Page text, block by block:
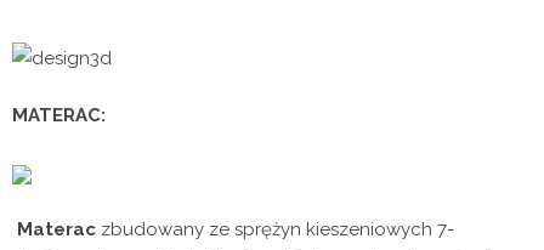
MATERAC:
Materac zbudowany ze sprężyn kieszeniowych 7-